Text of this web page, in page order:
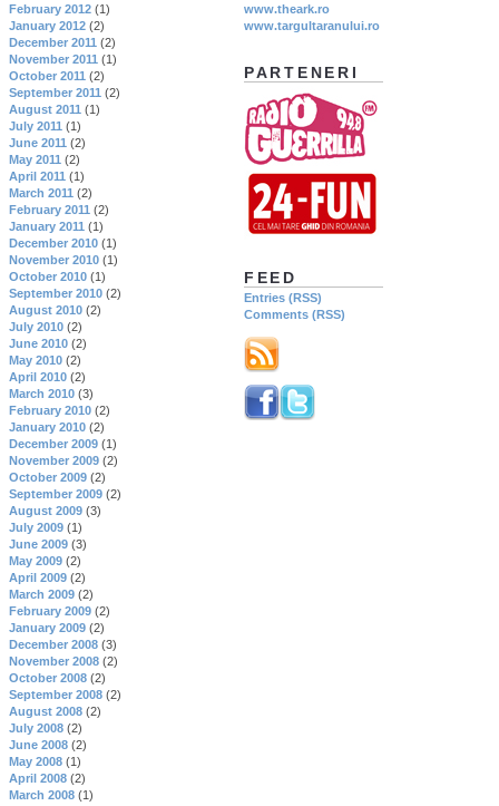
www.theark.ro
www.targultaranului.ro
PARTENERI
FEED
Entries (RSS)
Comments (RSS)
February 2012 (1)
January 2012 (2)
December 2011 (2)
November 2011 (1)
October 2011 (2)
September 2011 (2)
August 2011 (1)
July 2011 (1)
June 2011 (2)
May 2011 (2)
April 2011 (1)
March 2011 (2)
February 2011 (2)
January 2011 (1)
December 2010 (1)
November 2010 (1)
October 2010 (1)
September 2010 (2)
August 2010 (2)
July 2010 (2)
June 2010 (2)
May 2010 (2)
April 2010 (2)
March 2010 (3)
February 2010 (2)
January 2010 (2)
December 2009 (1)
November 2009 (2)
October 2009 (2)
September 2009 (2)
August 2009 (3)
July 2009 (1)
June 2009 (3)
May 2009 (2)
April 2009 (2)
March 2009 (2)
February 2009 (2)
January 2009 (2)
December 2008 (3)
November 2008 (2)
October 2008 (2)
September 2008 (2)
August 2008 (2)
July 2008 (2)
June 2008 (2)
May 2008 (1)
April 2008 (2)
March 2008 (1)